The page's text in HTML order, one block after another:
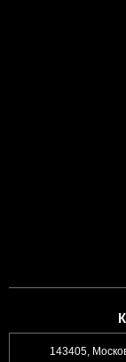
143405,